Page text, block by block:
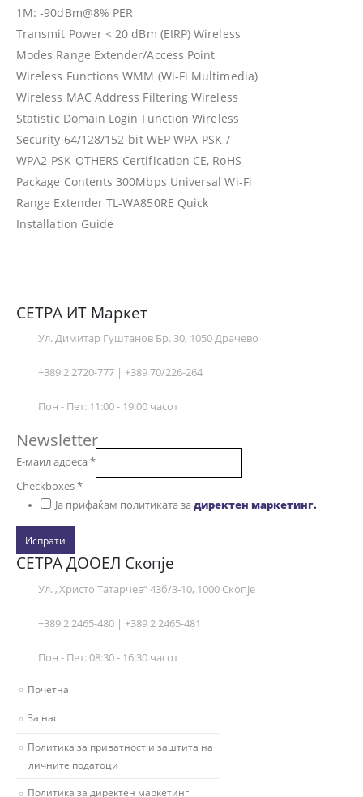
1M: -90dBm@8% PER
Transmit Power < 20 dBm (EIRP) Wireless
Modes Range Extender/Access Point
Wireless Functions WMM (Wi-Fi Multimedia)
Wireless MAC Address Filtering Wireless
Statistic Domain Login Function Wireless
Security 64/128/152-bit WEP WPA-PSK /
WPA2-PSK OTHERS Certification CE, RoHS
Package Contents 300Mbps Universal Wi-Fi
Range Extender TL-WA850RE Quick
Installation Guide
СЕТРА ИТ Маркет
Ул. Димитар Гуштанов Бр. 30, 1050 Драчево
+389 2 2720-777 | +389 70/226-264
Пон - Пет: 11:00 - 19:00 часот
Newsletter
Е-маил адреса*
Checkboxes*
Ја прифаќам политиката задиректен маркетинг.
Испрати
СЕТРА ДООЕЛ Скопје
Ул. „Христо Татарчев“ 43б/3-10, 1000 Скопје
+389 2 2465-480 | +389 2 2465-481
Пон - Пет: 08:30 - 16:30 часот
Почетна
За нас
Политика за приватност и заштита на
личните податоци
Политика за директен маркетинг